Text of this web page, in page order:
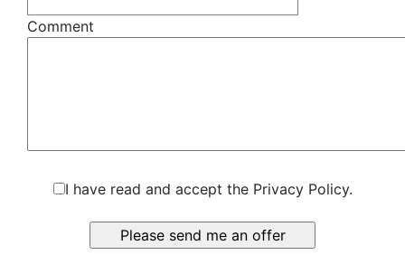
Comment
I have read and accept the Privacy Policy.